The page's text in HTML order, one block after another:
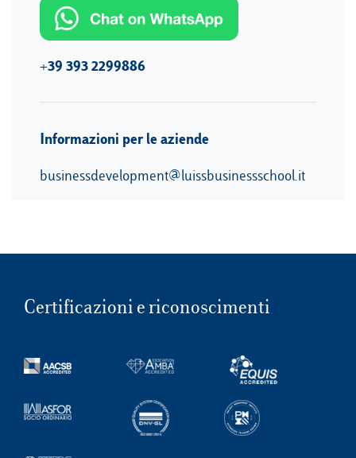
+39 393 2299886
Informazioni per le aziende
businessdevelopment@luissbusinessschool.it
Certificazioni e riconoscimenti